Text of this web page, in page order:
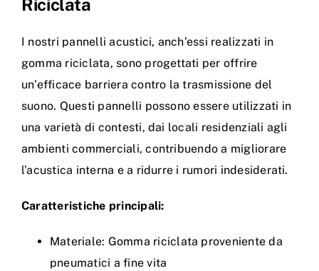
Riciclata
I nostri pannelli acustici, anch’essi realizzati in
gomma riciclata, sono progettati per offrire
un’efficace barriera contro la trasmissione del
suono. Questi pannelli possono essere utilizzati in
una varietà di contesti, dai locali residenziali agli
ambienti commerciali, contribuendo a migliorare
l’acustica interna e a ridurre i rumori indesiderati.
Caratteristiche principali:
Materiale: Gomma riciclata proveniente da
pneumatici a fine vita